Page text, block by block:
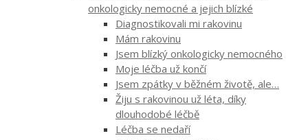
onkologicky nemocné a jejich blízké
Diagnostikovali mi rakovinu
Mám rakovinu
Jsem blízký onkologicky nemocného
Moje léčba už končí
Jsem zpátky v běžném životě, ale…
Žiju s rakovinou už léta, díky
dlouhodobé léčbě
Léčba se nedaří